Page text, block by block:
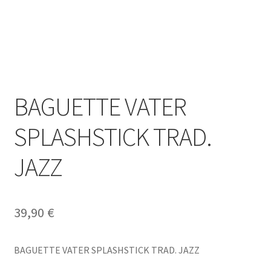
BAGUETTE VATER
SPLASHSTICK TRAD.
JAZZ
39,90 €
BAGUETTE VATER SPLASHSTICK TRAD. JAZZ